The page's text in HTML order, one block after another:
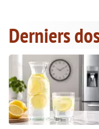
Derniers